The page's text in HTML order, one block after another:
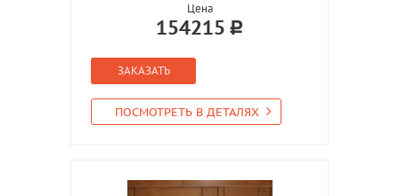
Цена
154215
ЗАКАЗАТЬ
ПОСМОТРЕТЬ В ДЕТАЛЯХ